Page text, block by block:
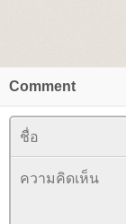
Comment